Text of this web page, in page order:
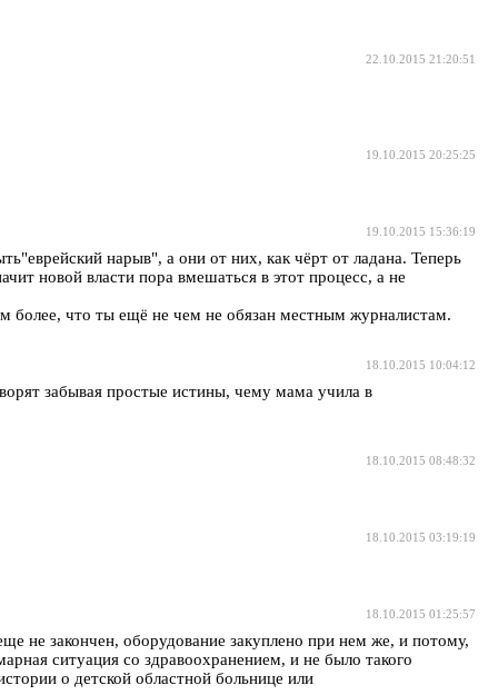
22.10.2015 21:20:51
19.10.2015 20:25:25
19.10.2015 15:36:19
нарыв", а они от них, как чёрт от ладана. Теперь
новой власти пора вмешаться в этот процесс, а не
более, что ты ещё не чем не обязан местным журналистам.
18.10.2015 10:04:12
забывая простые истины, чему мама учила в
18.10.2015 08:48:32
18.10.2015 03:19:19
18.10.2015 01:25:57
не закончен, оборудование закуплено при нем же, и потому,
ситуация со здравоохранением, и не было такого
о детской областной больнице или